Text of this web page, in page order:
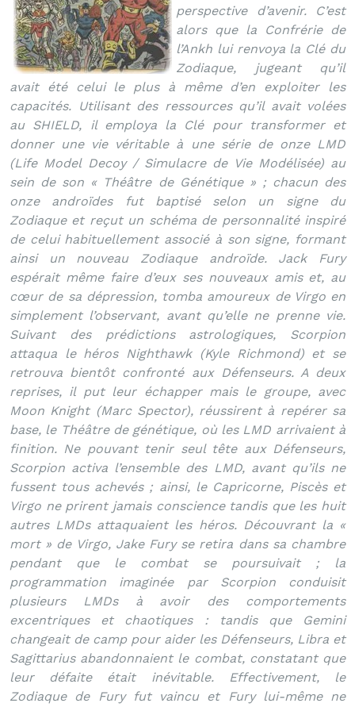
perspective d’avenir. C’est
alors que la Confrérie de
l’Ankh lui renvoya la Clé du
Zodiaque, jugeant qu’il
avait été celui le plus à même d’en exploiter les
capacités. Utilisant des ressources qu’il avait volées
au SHIELD, il employa la Clé pour transformer et
donner une vie véritable à une série de onze LMD
(Life Model Decoy / Simulacre de Vie Modélisée) au
sein de son « Théâtre de Génétique » ; chacun des
onze androïdes fut baptisé selon un signe du
Zodiaque et reçut un schéma de personnalité inspiré
de celui habituellement associé à son signe, formant
ainsi un nouveau Zodiaque androïde. Jack Fury
espérait même faire d’eux ses nouveaux amis et, au
cœur de sa dépression, tomba amoureux de Virgo en
simplement l’observant, avant qu’elle ne prenne vie.
Suivant des prédictions astrologiques, Scorpion
attaqua le héros Nighthawk (Kyle Richmond) et se
retrouva bientôt confronté aux Défenseurs. A deux
reprises, il put leur échapper mais le groupe, avec
Moon Knight (Marc Spector), réussirent à repérer sa
base, le Théâtre de génétique, où les LMD arrivaient à
finition. Ne pouvant tenir seul tête aux Défenseurs,
Scorpion activa l’ensemble des LMD, avant qu’ils ne
fussent tous achevés ; ainsi, le Capricorne, Piscès et
Virgo ne prirent jamais conscience tandis que les huit
autres LMDs attaquaient les héros. Découvrant la «
mort » de Virgo, Jake Fury se retira dans sa chambre
pendant que le combat se poursuivait ; la
programmation imaginée par Scorpion conduisit
plusieurs LMDs à avoir des comportements
excentriques et chaotiques : tandis que Gemini
changeait de camp pour aider les Défenseurs, Libra et
Sagittarius abandonnaient le combat, constatant que
leur défaite était inévitable. Effectivement, le
Zodiaque de Fury fut vaincu et Fury lui-même ne